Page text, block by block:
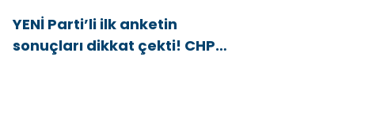
YENİ Parti’li ilk anketin
sonuçları dikkat çekti! CHP